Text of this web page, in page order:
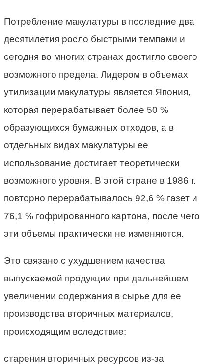
Потребление макулатуры в последние два
десятилетия росло быстрыми темпами и
сегодня во многих странах достигло своего
возможного предела. Лидером в объемах
утилизации макулатуры является Япония,
которая перерабатывает более 50 %
образующихся бумажных отходов, а в
отдельных видах макулатуры ее
использование достигает теоретически
возможного уровня. В этой стране в 1986 г.
повторно перерабатывалось 92,6 % газет и
76,1 % гофрированного картона, после чего
эти объемы практически не изменяются.
Это связано с ухудшением качества
выпускаемой продукции при дальнейшем
увеличении содержания в сырье для ее
производства вторичных материалов,
происходящим вследствие:
старения вторичных ресурсов из-за